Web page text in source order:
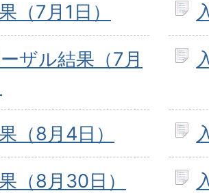
（7月1日）
ザル結果（7月
（8月4日）
（8月30日）